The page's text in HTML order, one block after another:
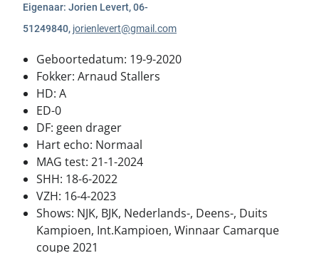
Eigenaar: Jorien Levert, 06-
51249840, jorienlevert@gmail.com
Geboortedatum: 19-9-2020
Fokker: Arnaud Stallers
HD: A
ED-0
DF: geen drager
Hart echo: Normaal
MAG test: 21-1-2024
SHH: 18-6-2022
VZH: 16-4-2023
Shows: NJK, BJK, Nederlands-, Deens-, Duits
Kampioen, Int.Kampioen, Winnaar Camarque
coupe 2021